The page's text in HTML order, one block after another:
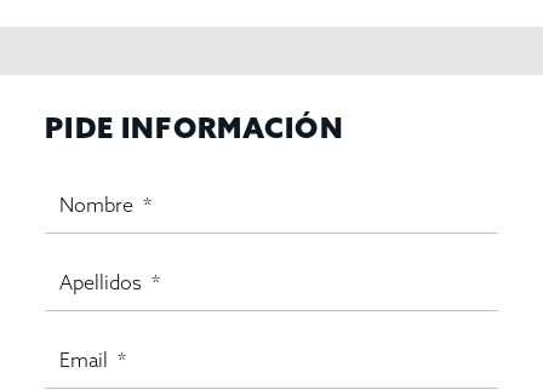
PIDE INFORMACIÓN